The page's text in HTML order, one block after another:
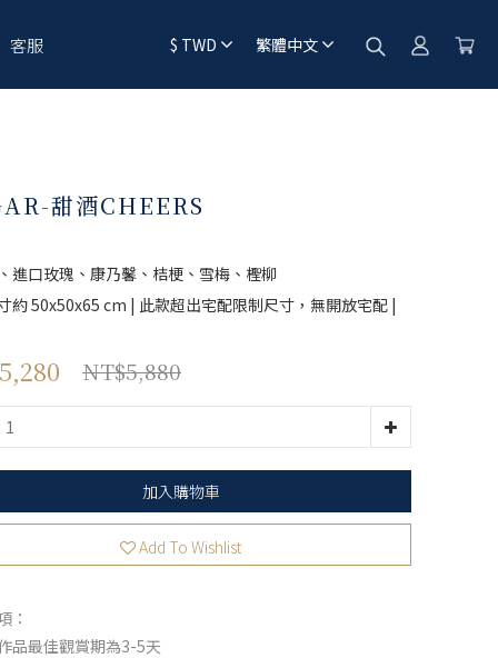
客服 $ TWD 繁體中文
甜酒CHEERS
進口玫瑰、康乃馨、桔梗、雪梅、檉柳
約 50x50x65 cm | 此款超出宅配限制尺寸，無開放宅配 |
NT$5,880
加入購物車
Add To Wishlist
：
品最佳觀賞期為3-5天